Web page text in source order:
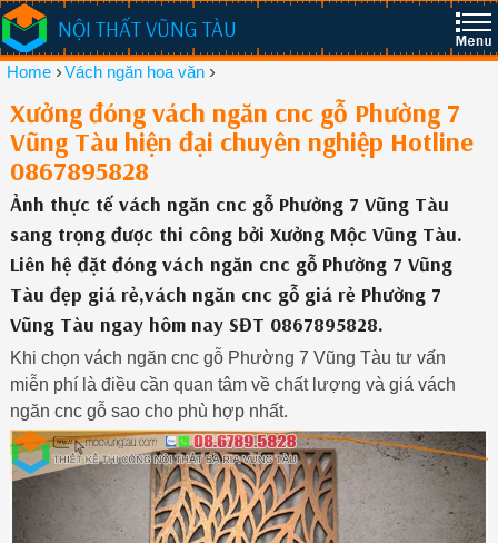
NỘI THẤT VŨNG TÀU
Home ›Vách ngăn hoa văn ›
Xưởng đóng vách ngăn cnc gỗ Phường 7
Vũng Tàu hiện đại chuyên nghiệp Hotline
0867895828
Ảnh thực tế vách ngăn cnc gỗ Phường 7 Vũng Tàu
sang trọng được thi công bởi Xưởng Mộc Vũng Tàu.
Liên hệ đặt đóng vách ngăn cnc gỗ Phường 7 Vũng
Tàu đẹp giá rẻ,vách ngăn cnc gỗ giá rẻ Phường 7
Vũng Tàu ngay hôm nay SĐT 0867895828.
Khi chọn vách ngăn cnc gỗ Phường 7 Vũng Tàu tư vấn
miễn phí là điều cần quan tâm về chất lượng và giá vách
ngăn cnc gỗ sao cho phù hợp nhất.